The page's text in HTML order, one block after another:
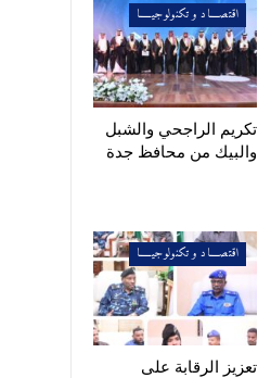
اقتصــــاد و تكنولوجيـــــا
تكريم الراجحي والشبل
والبيك من محافظ جدة
اقتصــــاد و تكنولوجيـــــا
تعزيز الرقابة على